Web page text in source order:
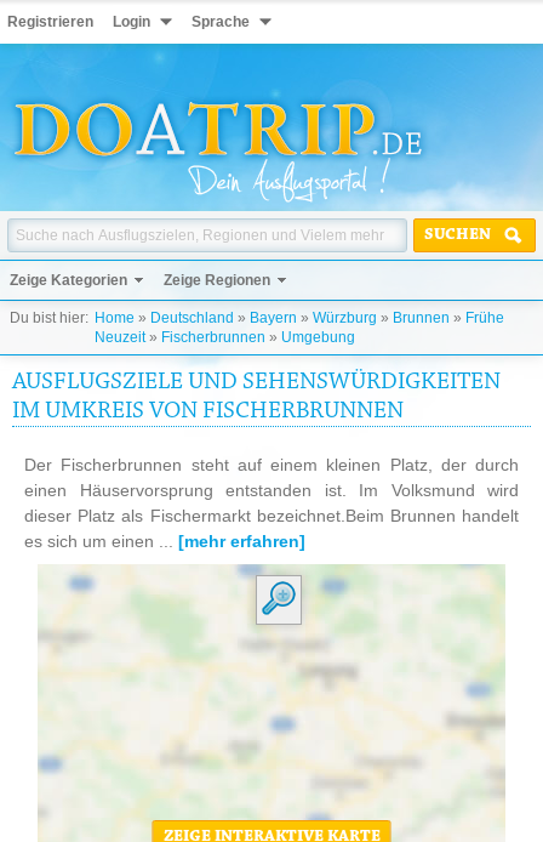
Registrieren Login Sprache
SUCHEN
Zeige Kategorien Zeige Regionen
Du bist hier: Home » Deutschland » Bayern » Würzburg » Brunnen » Frühe
Neuzeit» Fischerbrunnen » Umgebung
AUSFLUGSZIELE UND SEHENSWÜRDIGKEITEN
IM UMKREIS VON FISCHERBRUNNEN
Der Fischerbrunnen steht auf einem kleinen Platz, der durch
einen Häuservorsprung entstanden ist. Im Volksmund wird
dieser Platz als Fischermarkt bezeichnet.Beim Brunnen handelt
es sich um einen ... [mehr erfahren]
ZEIGE INTERAKTIVE KARTE